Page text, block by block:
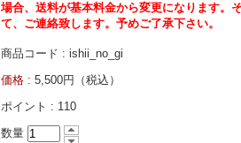
場合、送料が基本料金から変更になります。
て、ご連絡致します。予めご了承下さい。
商品コード : ishii_no_gi
価格 : 5,500円（税込）
ポイント : 110
数量